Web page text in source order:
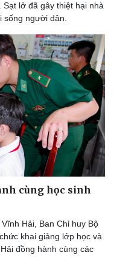
sống
đẹp
yêu - Gia đình
lở đã gây thiệt hại nhà
sống người dân.
cùng học sinh
Hải, Ban Chỉ huy Bộ
khai giảng lớp học và
đồng hành cùng các